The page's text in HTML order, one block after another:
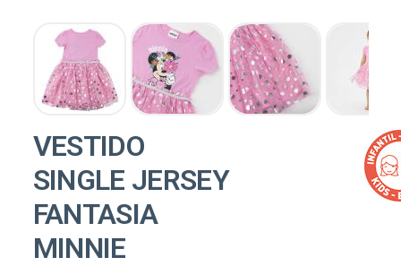
VESTIDO
SINGLE JERSEY
FANTASIA
MINNIE